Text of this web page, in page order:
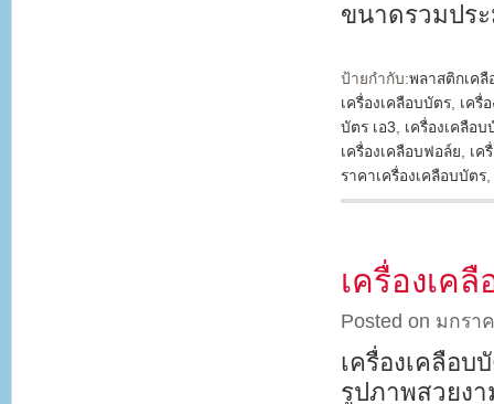
ขนาดรวมปร
ป้ายกำกับ:พลาสติกเคลื
เครื่องเคลือบบัตร, เครื่
บัตร เอ3, เครื่องเคลือ
เครื่องเคลือบฟอล์ย, เค
ราคาเครื่องเคลือบบัตร,
เครื่องเค
Posted on มกรา
เครื่องเคลือบ
รูปภาพสวยงา